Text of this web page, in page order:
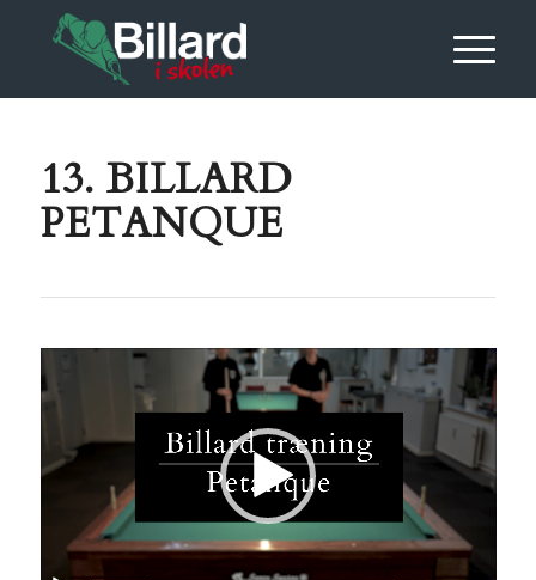
13. BILLARD
PETANQUE